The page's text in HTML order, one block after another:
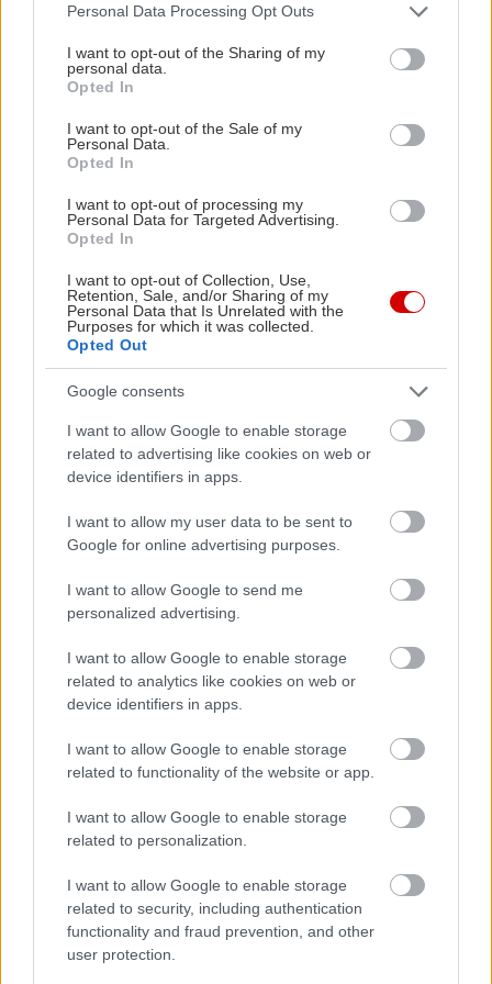
Please note that this website/app uses one or more Google
not limited to your visit or usage behaviour. You may click to
grant or deny consent to Google and its third-party tags to
use your data for below specified purposes in below Google
consent section.
Personal Data Processing Opt Outs
I want to opt-out of the Sharing of my
personal data.
Opted In
I want to opt-out of the Sale of my
Personal Data.
Opted In
I want to opt-out of processing my
Personal Data for Targeted Advertising.
Opted In
I want to opt-out of Collection, Use,
Retention, Sale, and/or Sharing of my
Personal Data that Is Unrelated with the
Purposes for which it was collected.
Opted Out
Google consents
I want to allow Google to enable storage
related to advertising like cookies on web or
device identifiers in apps.
I want to allow my user data to be sent to
Google for online advertising purposes.
I want to allow Google to send me
personalized advertising.
I want to allow Google to enable storage
related to analytics like cookies on web or
device identifiers in apps.
I want to allow Google to enable storage
related to functionality of the website or app.
I want to allow Google to enable storage
related to personalization.
I want to allow Google to enable storage
related to security, including authentication
functionality and fraud prevention, and other
user protection.
PODCASTS
ΣΥΝΤΑΓΕΣ
*Οι υπηρεσίες RSS του In2life παρέχονται δωρεάν
φυσικά πρόσωπα. Για οποιαδήποτε άλλη χρήση
και αναπαραγωγή, εντός ή εκτός του Διαδικτύου
θα πρέπει να υπάρξει ειδική έγγραφη άδεια από
την εταιρία Media2day, κάτοχο παντός είδους
πνευματικών και άλλων δικαιωμάτων της
ιστοσελίδας In2life.gr
Η τεχνολογία RSS (Really Simple Syndication)
είναι ένα format ανταλλαγής περιεχομένου
βασισμένο στη γλώσσα XML και αποτελεί έναν
απλό τρόπο για την αποστολή πληροφοριών. Το
μόνο που χρειάζεστε είναι να δηλώσετε στο
προγράμματος ανάγνωσης ειδήσεων (RSS News
Reader), ποια ακριβώς νέα επιθυμείτε να
λαμβάνετε, και αυτομάτως θα σας αποστέλλονται
όλες οι νέες ειδήσεις και πληροφορίες σχετικά με
τα νέα που έχετε επιλέξει. Με αυτόν τον τρόπο
δεν απαιτείτε η συνεχής σας επίσκεψη στην
υπάρχουν νέα άρθρα στο θέμα που σας
Πώς μπορώ να χρησιμοποιήσω τα RSS Feed;
1. Χρησιμοποιώντας ένα πρόγραμμα ανάγνωσης
Αναζήτηση
για...